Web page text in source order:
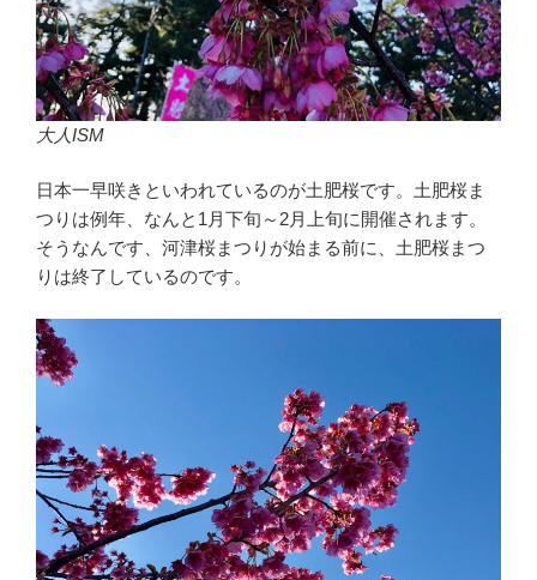
大人ISM
日本一早咲きといわれているのが土肥桜です。土肥桜ま
つりは例年、なんと1月下旬～2月上旬に開催されます。
そうなんです、河津桜まつりが始まる前に、土肥桜まつ
りは終了しているのです。